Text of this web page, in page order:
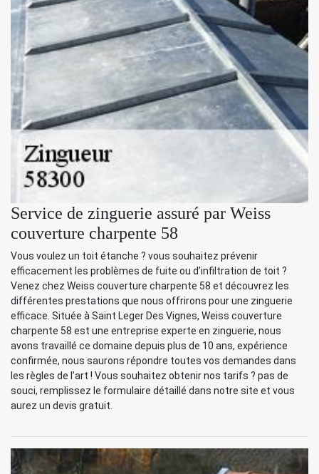
Service de zinguerie assuré par Weiss
couverture charpente 58
Vous voulez un toit étanche ? vous souhaitez prévenir
efficacement les problèmes de fuite ou d’infiltration de toit ?
Venez chez Weiss couverture charpente 58 et découvrez les
différentes prestations que nous offrirons pour une zinguerie
efficace. Située à Saint Leger Des Vignes, Weiss couverture
charpente 58 est une entreprise experte en zinguerie, nous
avons travaillé ce domaine depuis plus de 10 ans, expérience
confirmée, nous saurons répondre toutes vos demandes dans
les règles de l’art ! Vous souhaitez obtenir nos tarifs ? pas de
souci, remplissez le formulaire détaillé dans notre site et vous
aurez un devis gratuit.